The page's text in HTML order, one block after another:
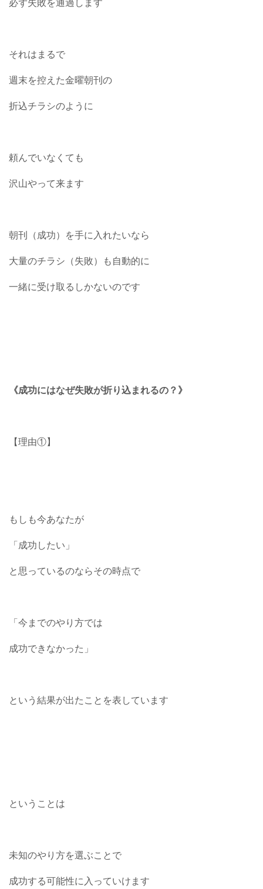
必ず失敗を通過します
それはまるで
週末を控えた金曜朝刊の
折込チラシのように
頼んでいなくても
沢山やって来ます
朝刊（成功）を手に入れたいなら
大量のチラシ（失敗）も自動的に
一緒に受け取るしかないのです
《成功にはなぜ失敗が折り込まれるの？》
【理由①】
もしも今あなたが
「成功したい」
と思っているのならその時点で
「今までのやり方では
成功できなかった」
という結果が出たことを表しています
ということは
未知のやり方を選ぶことで
成功する可能性に入っていけます